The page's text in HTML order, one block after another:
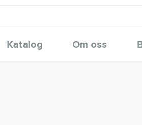
Katalog Om oss